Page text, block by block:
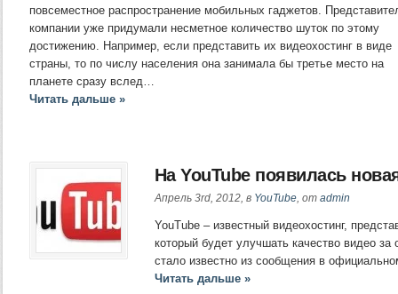
повсеместное распространение мобильных гаджетов.
компании уже придумали несметное количество шуток по этому
достижению. Например, если представить их видеохостинг в виде
страны, то по числу населения она занимала бы третье место на
планете сразу вслед…
Читать дальше »
На YouTube появилась
Апрель 3rd, 2012, в YouTube, от admin
YouTube – известный видеохостинг,
который будет улучшать качество видео
стало известно из сообщения в
Читать дальше »